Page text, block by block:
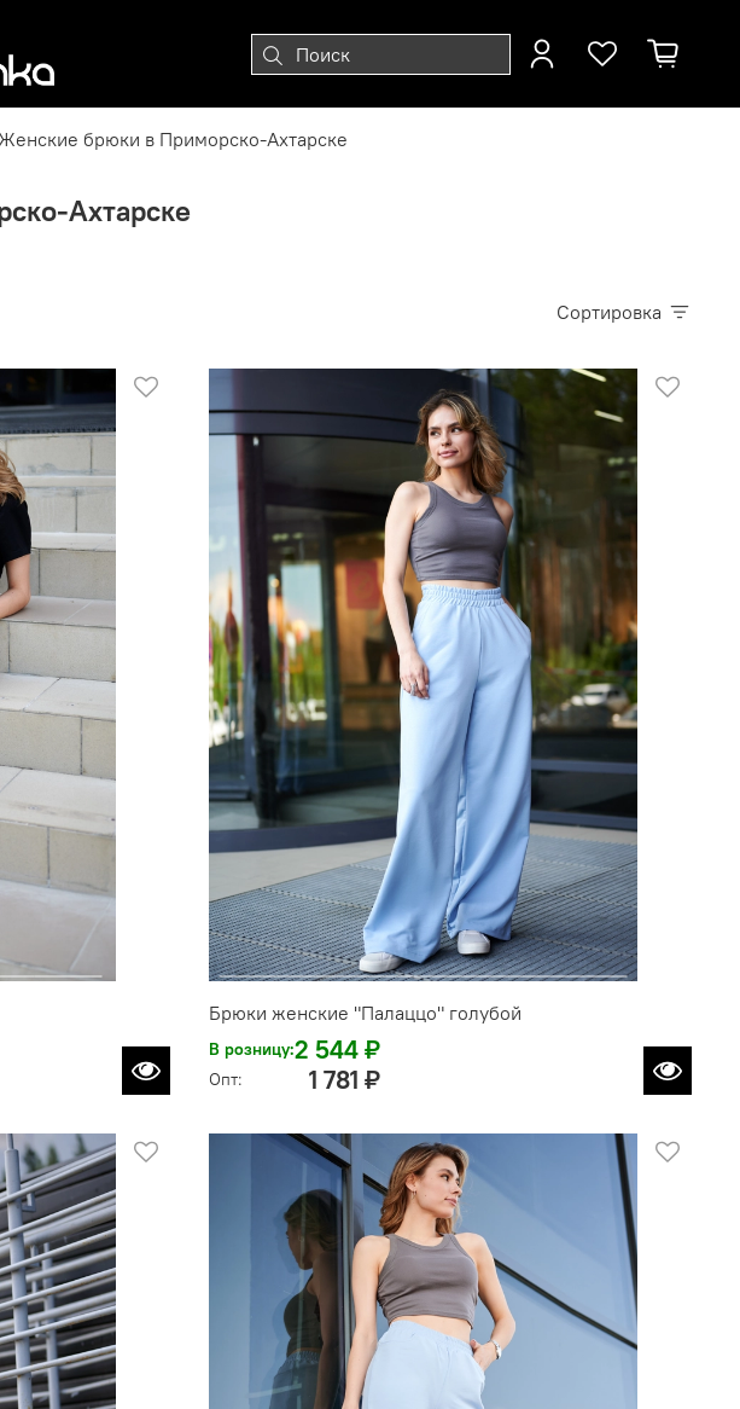
Женские брюки в Приморско-Ахтарске
Ахтарске
Сортировка
Брюки женские "Палаццо" голубой
В розницу:2 544 ₽
Опт: 1 781 ₽